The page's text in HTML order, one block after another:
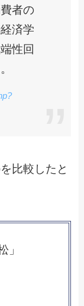
者の
済学
性回
比較したと
」